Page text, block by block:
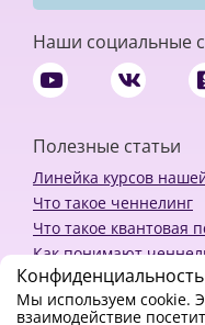
Наши социальные
Полезные статьи
Линейка курсов
Что такое ченнелинг
Что такое квантовая
Как понимают
Политика
Конфиденциальность
Мы используем cookie.
взаимодействие